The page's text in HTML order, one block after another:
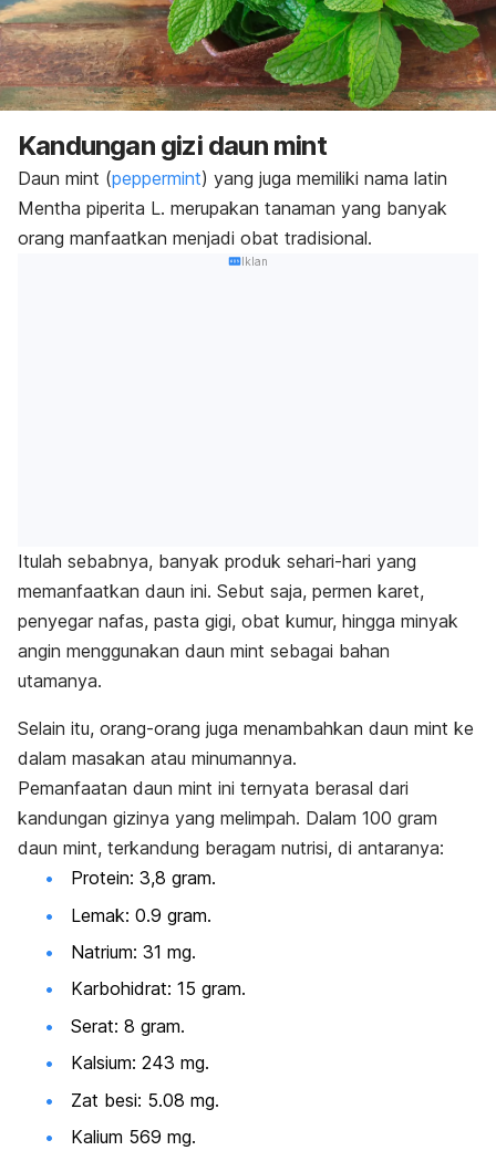
Kandungan gizi daun mint
Daun mint (peppermint) yang juga memiliki nama latin
Mentha piperita L. merupakan tanaman yang banyak
orang manfaatkan menjadi obat tradisional.
Iklan
Itulah sebabnya, banyak produk sehari-hari yang
memanfaatkan daun ini. Sebut saja, permen karet,
penyegar nafas, pasta gigi, obat kumur, hingga minyak
angin menggunakan daun mint sebagai bahan
utamanya.
Selain itu, orang-orang juga menambahkan daun mint ke
dalam masakan atau minumannya.
Pemanfaatan daun mint ini ternyata berasal dari
kandungan gizinya yang melimpah. Dalam 100 gram
daun mint, terkandung beragam nutrisi, di antaranya:
Protein: 3,8 gram.
Lemak: 0.9 gram.
Natrium: 31 mg.
Karbohidrat: 15 gram.
Serat: 8 gram.
Kalsium: 243 mg.
Zat besi: 5.08 mg.
Kalium 569 mg.